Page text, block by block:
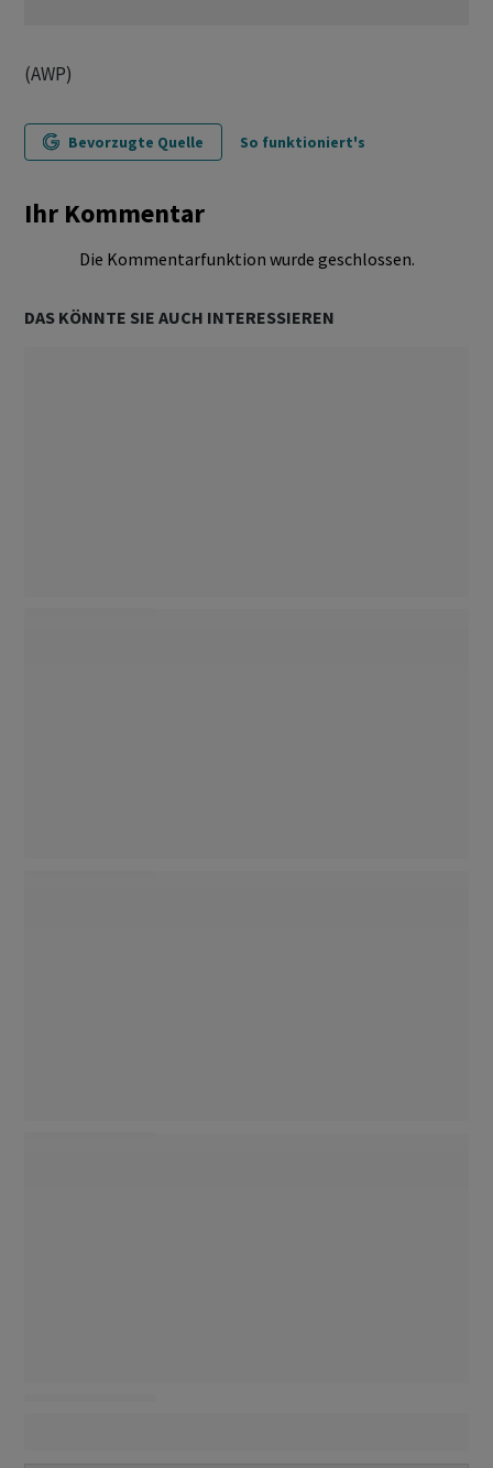
(AWP)
Bevorzugte Quelle So funktioniert's
Ihr Kommentar
Die Kommentarfunktion wurde geschlossen.
DAS KÖNNTE SIE AUCH INTERESSIEREN